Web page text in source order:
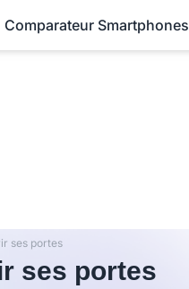
Comparateur Smartphones
ses portes
ses portes